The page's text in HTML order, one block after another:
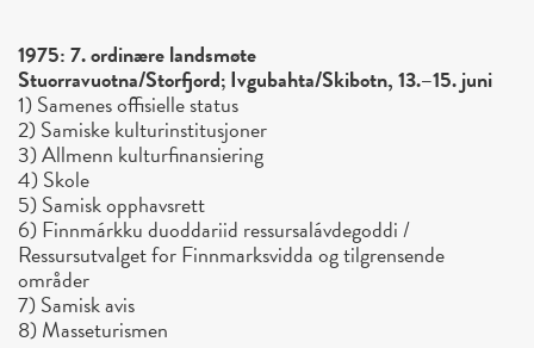
1975: 7. ordinære landsmøte
Stuorravuotna/Storfjord; Ivgubahta/Skibotn, 13.–15. juni
1) Samenes offisielle status
2) Samiske kulturinstitusjoner
3) Allmenn kulturfinansiering
4) Skole
5) Samisk opphavsrett
6) Finnmárkku duoddariid ressursalávdegoddi /
Ressursutvalget for Finnmarksvidda og tilgrensende
områder
7) Samisk avis
8) Masseturismen